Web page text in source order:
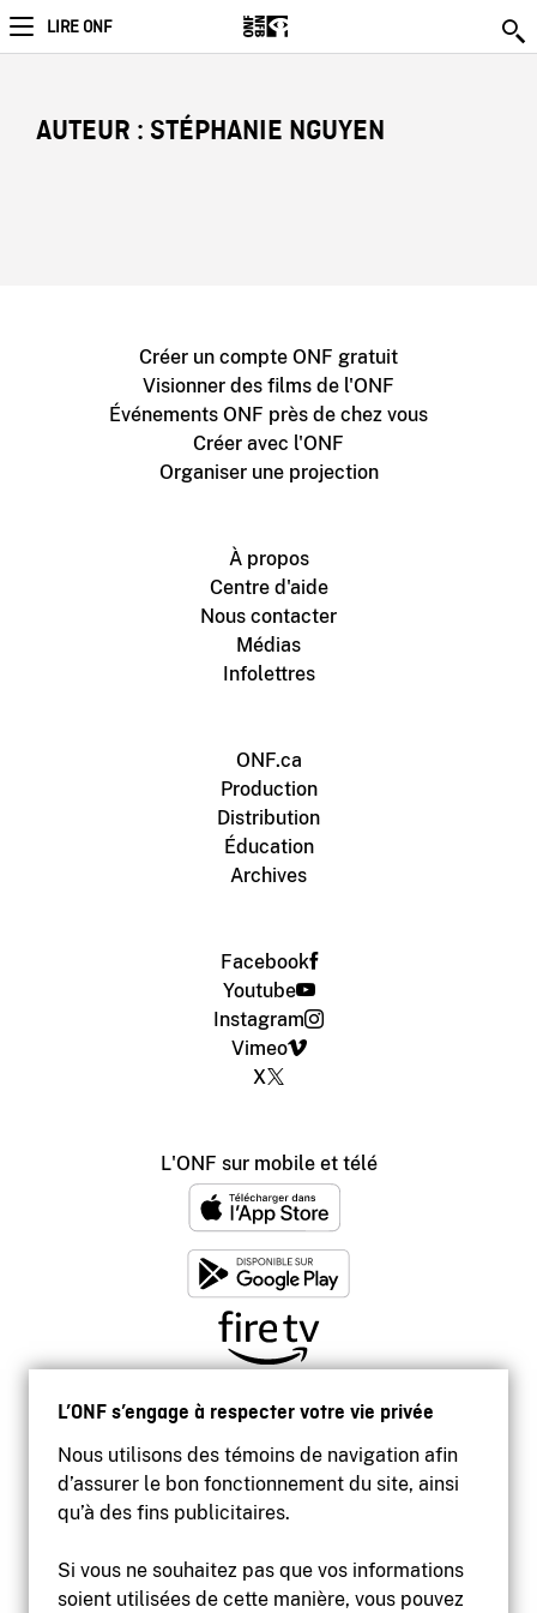
L’ONF s’engage à respecter votre vie privée
Nous utilisons des témoins de navigation afin
d’assurer le bon fonctionnement du site, ainsi
qu’à des fins publicitaires.
Si vous ne souhaitez pas que vos informations
soient utilisées de cette manière, vous pouvez
LIRE ONF
AUTEUR : STÉPHANIE NGUYEN
Créer un compte ONF gratuit
Visionner des films de l'ONF
Événements ONF près de chez vous
Créer avec l'ONF
Organiser une projection
À propos
Centre d'aide
Nous contacter
Médias
Infolettres
ONF.ca
Production
Distribution
Éducation
Archives
Facebook
Youtube
Instagram
Vimeo
X
L'ONF sur mobile et télé